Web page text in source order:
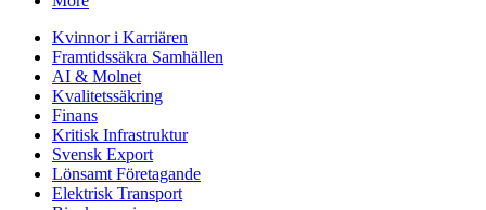
Kvinnor i Karriären
Framtidssäkra Samhällen
AI & Molnet
Kvalitetssäkring
Finans
Kritisk Infrastruktur
Svensk Export
Lönsamt Företagande
Elektrisk Transport